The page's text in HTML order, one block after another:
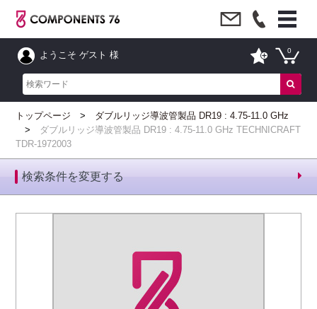
ようこそ ゲスト 様 0
トップページ
ダブルリッジ導波管製品 DR19 : 4.75-11.0 GHz
ダブルリッジ導波管製品 DR19 : 4.75-11.0 GHz TECHNICRAFT
TDR-1972003
検索条件を変更する